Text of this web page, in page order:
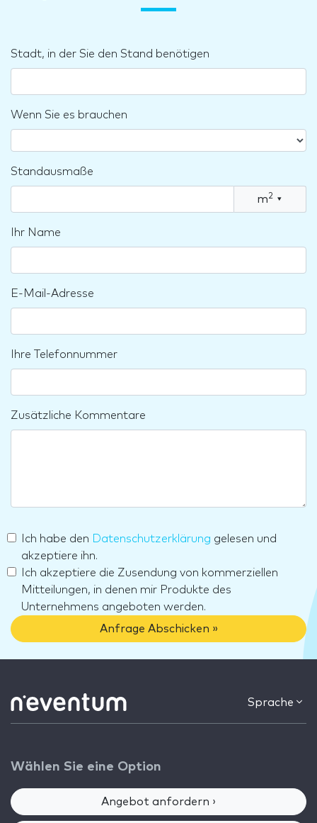
Stadt, in der Sie den Stand benötigen
Wenn Sie es brauchen
Standausmaße
m2 ▾
Ihr Name
E-Mail-Adresse
Ihre Telefonnummer
Zusätzliche Kommentare
Ich habe den Datenschutzerklärung gelesen und
akzeptiere ihn.
Ich akzeptiere die Zusendung von kommerziellen
Mitteilungen, in denen mir Produkte des
Unternehmens angeboten werden.
Anfrage Abschicken »
Sprache
Wählen Sie eine Option
Angebot anfordern ›